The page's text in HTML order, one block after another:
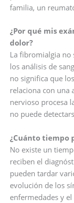
familia, un
¿Por qué mis
dolor?
La fibromialgia no
los análisis de
no significa que
relaciona con una
nervioso procesa
no puede
¿Cuánto tiempo
No existe un
reciben el
pueden tardar
evolución de los
enfermedades y